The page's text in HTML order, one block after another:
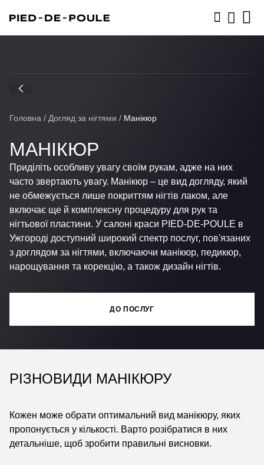
Головна / Догляд за нігтями / Манікюр
МАНІКЮР
Приділіть особливу увагу своїм рукам, адже на них
часто звертають увагу. Манікюр – це вид догляду, який
не обмежується лише покриттям нігтів лаком, але
включає ще й комплексну процедуру для рук та
нігтьової пластини. У салоні краси PIED-DE-POULE в
Ужгороді доступний широкий спектр послуг, пов'язаних
з доглядом за нігтями, включаючи манікюр, педикюр,
нарощування та корекцію, а також дизайн нігтів.
ДО ПОСЛУГ
РІЗНОВИДИ МАНІКЮРУ
Кожен може обрати оптимальний вид манікюру, яких
пропонується у кількості. Варто розібратися в них
детальніше, щоб зробити правильні висновки.